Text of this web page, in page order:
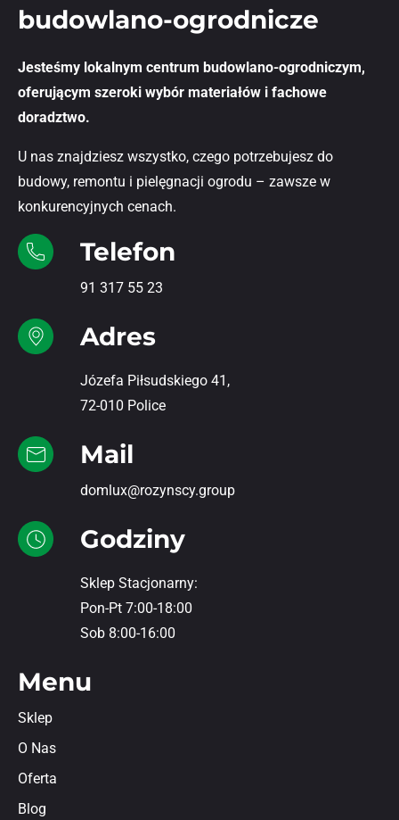
budowlano-ogrodnicze
Jesteśmy lokalnym centrum budowlano-ogrodniczym,
oferującym szeroki wybór materiałów i fachowe
doradztwo.
U nas znajdziesz wszystko, czego potrzebujesz do
budowy, remontu i pielęgnacji ogrodu – zawsze w
konkurencyjnych cenach.
Telefon
91 317 55 23
Adres
Józefa Piłsudskiego 41,
72-010 Police
Mail
domlux@rozynscy.group
Godziny
Sklep Stacjonarny:
Pon-Pt 7:00-18:00
Sob 8:00-16:00
Menu
Sklep
O Nas
Oferta
Blog